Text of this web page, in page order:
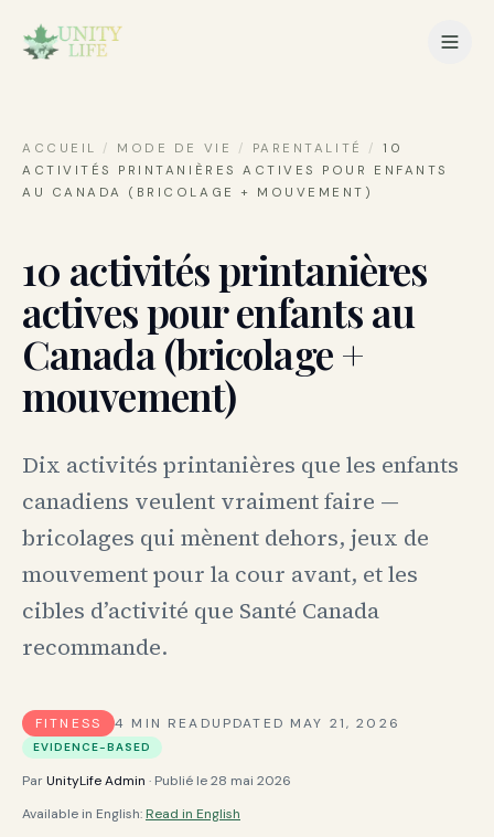
ACCUEIL / MODE DE VIE / PARENTALITÉ /
10
ACTIVITÉS PRINTANIÈRES ACTIVES POUR ENFANTS
AU CANADA (BRICOLAGE + MOUVEMENT)
10 activités printanières
actives pour enfants au
Canada (bricolage +
mouvement)
Dix activités printanières que les enfants
canadiens veulent vraiment faire —
bricolages qui mènent dehors, jeux de
mouvement pour la cour avant, et les
cibles d’activité que Santé Canada
recommande.
FITNESS 4 MIN READUPDATED MAY 21, 2026
EVIDENCE-BASED
ParUnityLife Admin · Publié le28 mai 2026
Available in English: Read in English